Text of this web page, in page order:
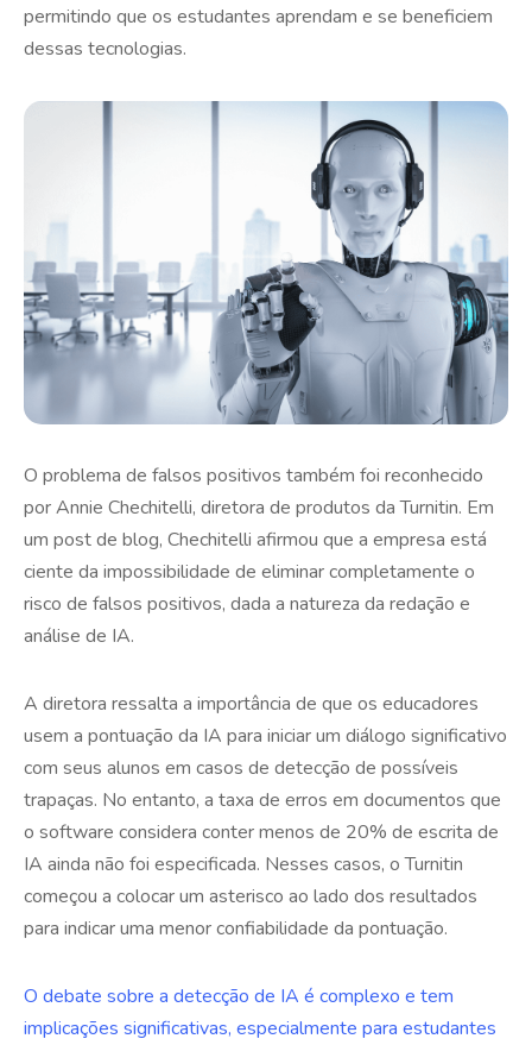
permitindo que os estudantes aprendam e se beneficiem
dessas tecnologias.
O problema de falsos positivos também foi reconhecido
por Annie Chechitelli, diretora de produtos da Turnitin. Em
um post de blog, Chechitelli afirmou que a empresa está
ciente da impossibilidade de eliminar completamente o
risco de falsos positivos, dada a natureza da redação e
análise de IA.
A diretora ressalta a importância de que os educadores
usem a pontuação da IA para iniciar um diálogo significativo
com seus alunos em casos de detecção de possíveis
trapaças. No entanto, a taxa de erros em documentos que
o software considera conter menos de 20% de escrita de
IA ainda não foi especificada. Nesses casos, o Turnitin
começou a colocar um asterisco ao lado dos resultados
para indicar uma menor confiabilidade da pontuação.
O debate sobre a detecção de IA é complexo e tem
implicações significativas, especialmente para estudantes